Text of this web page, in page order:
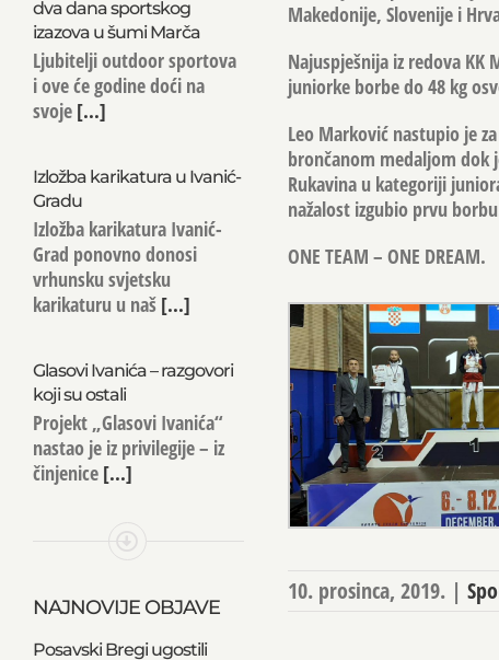
Makedonije, Slovenije i
Najuspješnija iz redova KK
juniorke borbe do 48 kg
Leo Marković nastupio je
brončanom medaljom dok
Rukavina u kategoriji
nažalost izgubio prvu
ONE TEAM – ONE DREAM.
10. prosinca, 2019. |
dva dana sportskog
izazova u šumi Marča
Ljubitelji outdoor sportova
i ove će godine doći na
svoje[...]
Izložba karikatura u Ivanić-
Gradu
Izložba karikatura Ivanić-
Grad ponovno donosi
vrhunsku svjetsku
karikaturu u naš[...]
Glasovi Ivanića – razgovori
koji su ostali
Projekt „Glasovi Ivanića“
nastao je iz privilegije – iz
činjenice[...]
NAJNOVIJE OBJAVE
Posavski Bregi ugostili